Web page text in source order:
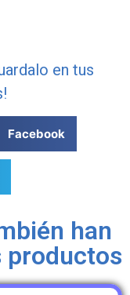
en tus
Facebook
han
productos